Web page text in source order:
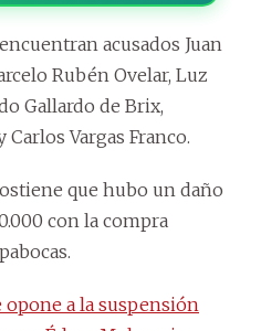
acusados Juan
Rubén Ovelar, Luz
Gallardo de Brix,
Vargas Franco.
que hubo un daño
con la compra
opone a la suspensión